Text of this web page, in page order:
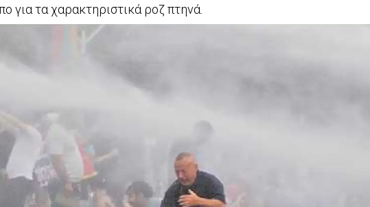
για τα χαρακτηριστικά ροζ πτηνά.